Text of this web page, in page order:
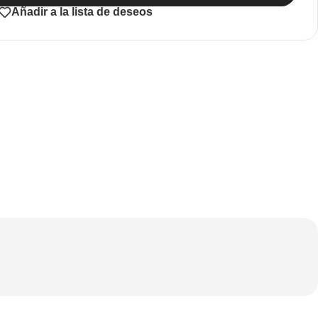
Añadir a la lista de deseos